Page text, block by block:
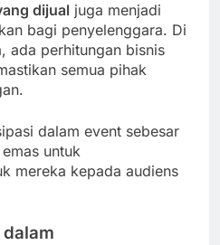
dijual juga menjadi
bagi penyelenggara. Di
ada perhitungan bisnis
semua pihak
dalam event sebesar
untuk
mereka kepada audiens
dalam